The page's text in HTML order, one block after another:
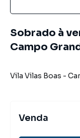
Sobrado à
Campo
Vila Vilas Boas -
Venda